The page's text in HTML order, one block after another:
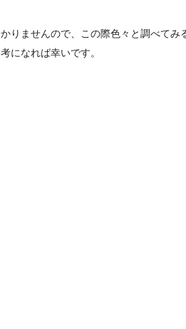
りませんので、この際色々と調べてみ
になれば幸いです。